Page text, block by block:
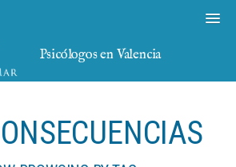
Psicólogos en Valencia